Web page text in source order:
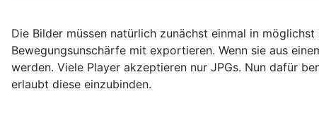
Die Bilder müssen natürlich zunächst einmal in
Bewegungsunschärfe mit exportieren. Wenn sie aus
werden. Viele Player akzeptieren nur JPGs. Nun dafür
erlaubt diese einzubinden.